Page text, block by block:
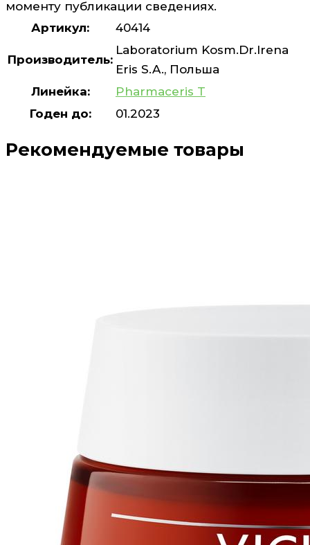
моменту публикации сведениях.
Артикул:
40414
Производитель:
Laboratorium Kosm.Dr.Irena
Eris S.A., Польша
Линейка:
Pharmaceris T
Годен до:
01.2023
Рекомендуемые товары